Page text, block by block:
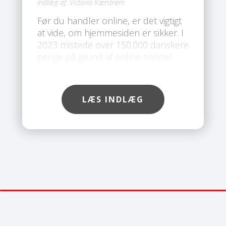
Indlæg af: Victoria Kærstrøm
Før du handler online, er det vigtigt
at vide, om hjemmesiden er sikker. I
2023 mistede over 150.000 danskere
penge på grund af online svindel.
Med Safe’s værktøj kan du nemt
tjekke, om en hjemmeside er sikker,
før du indtaster dine
kortoplysninger.
LÆS INDLÆG